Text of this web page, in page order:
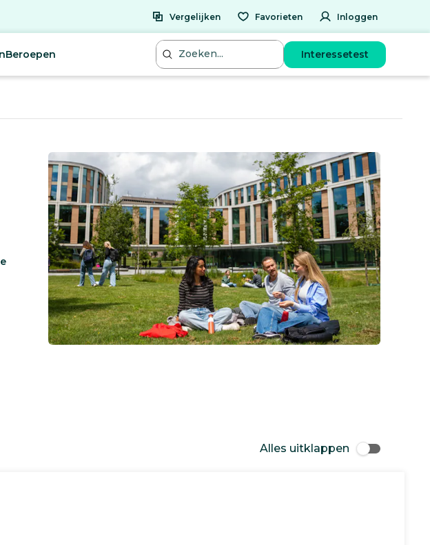
Vergelijken Favorieten Inloggen
Beroepen Interessetest
Alles uitklappen